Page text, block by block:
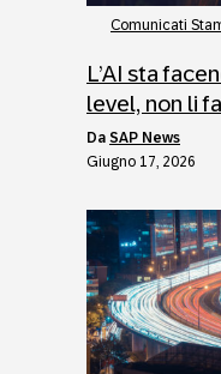
Comunicati
L’AI sta
level, non li
da SAP News
Giugno 17, 2026